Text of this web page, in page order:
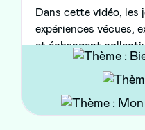
Dans cette vidéo, les
expériences vécues,
et échangent
l’estime de soi